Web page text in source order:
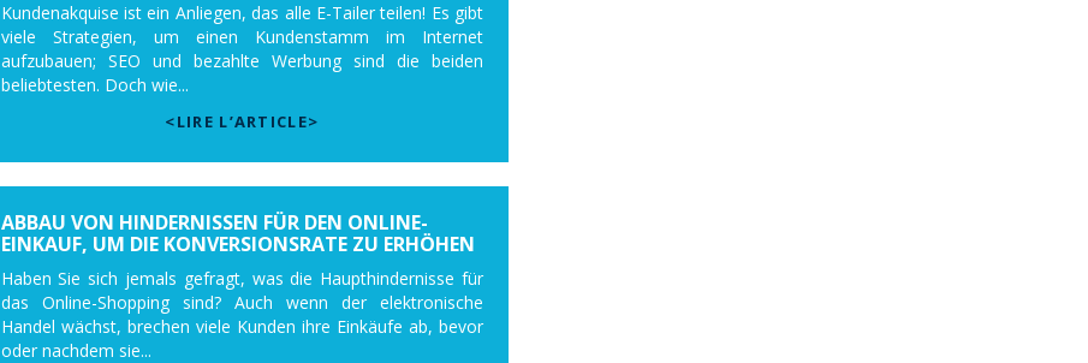
Kundenakquise ist ein Anliegen, das alle E-Tailer teilen! Es gibt
viele Strategien, um einen Kundenstamm im Internet
aufzubauen; SEO und bezahlte Werbung sind die beiden
beliebtesten. Doch wie...
<LIRE L’ARTICLE>
ABBAU VON HINDERNISSEN FÜR DEN ONLINE-
EINKAUF, UM DIE KONVERSIONSRATE ZU ERHÖHEN
Haben Sie sich jemals gefragt, was die Haupthindernisse für
das Online-Shopping sind? Auch wenn der elektronische
Handel wächst, brechen viele Kunden ihre Einkäufe ab, bevor
oder nachdem sie...